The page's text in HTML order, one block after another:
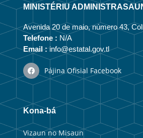
MINISTÉRIU
Avenida 20 de maio, número 43,
Telefone : N/A
Email :info@estatal.gov.tl
Pájina Ofisial Facebook
Kona-bá
Vizaun no Misaun